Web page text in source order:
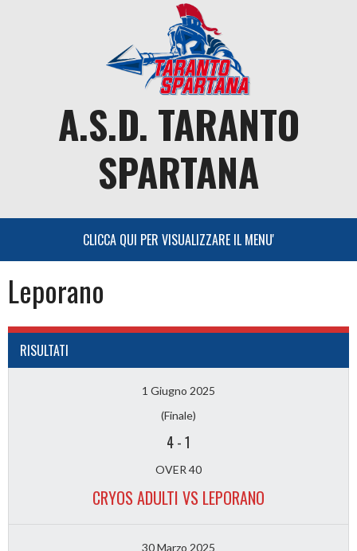
A.S.D. TARANTO
SPARTANA
Leporano
RISULTATI
1 Giugno 2025
(Finale)
4-1
OVER 40
CRYOS ADULTI VS LEPORANO
30 Marzo 2025